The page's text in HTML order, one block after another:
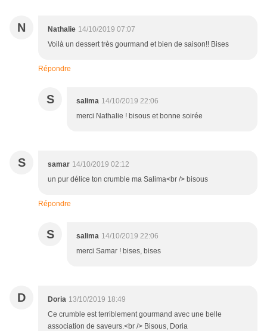
N Nathalie 14/10/2019 07:07
Voilà un dessert très gourmand et bien de saison!! Bises
Répondre
S salima 14/10/2019 22:06
merci Nathalie ! bisous et bonne soirée
S samar 14/10/2019 02:12
un pur délice ton crumble ma Salima<br /> bisous
Répondre
S salima 14/10/2019 22:06
merci Samar ! bises, bises
D Doria 13/10/2019 18:49
Ce crumble est terriblement gourmand avec une belle
association de saveurs.<br /> Bisous, Doria